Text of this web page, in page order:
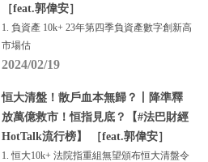
［feat.郭偉安］
1. 負資產 10k+ 23年第四季負資產數字創新高
市場估
2024/02/19
恒大清盤！散戶血本無歸？丨降準釋
放萬億救市！恒指見底？【#法巴財經
HotTalk流行榜】 ［feat.郭偉安］
1. 恒大10k+ 法院指重組無望頒布恒大清盤令